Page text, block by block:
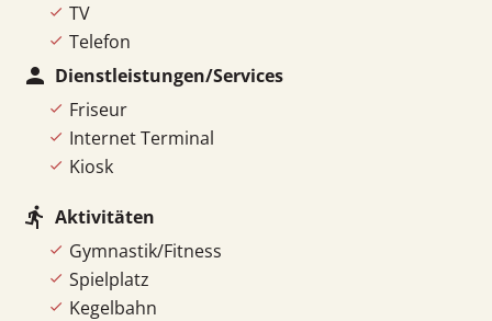
TV
Telefon
person Dienstleistungen/Services
Friseur
Internet Terminal
Kiosk
directions_run Aktivitäten
Gymnastik/Fitness
Spielplatz
Kegelbahn